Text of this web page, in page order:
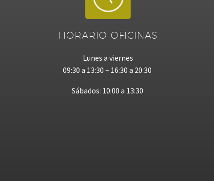
HORARIO OFICINAS
Lunes a viernes
09:30 a 13:30 – 16:30 a 20:30
Sábados: 10:00 a 13:30